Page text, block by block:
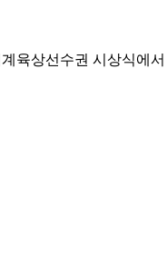
육상선수권 시상식에